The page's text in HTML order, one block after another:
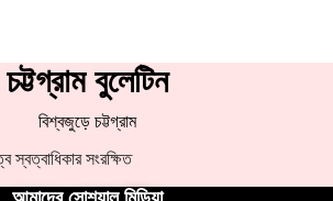
চট্টগ্রাম বুলেটিন
বিশ্বজুড়ে চট্টগ্রাম
স্বত্বাধিকার সংরক্ষিত